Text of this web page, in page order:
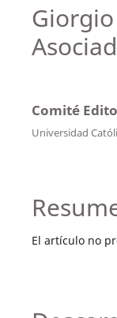
Comité
Universidad
El artículo no